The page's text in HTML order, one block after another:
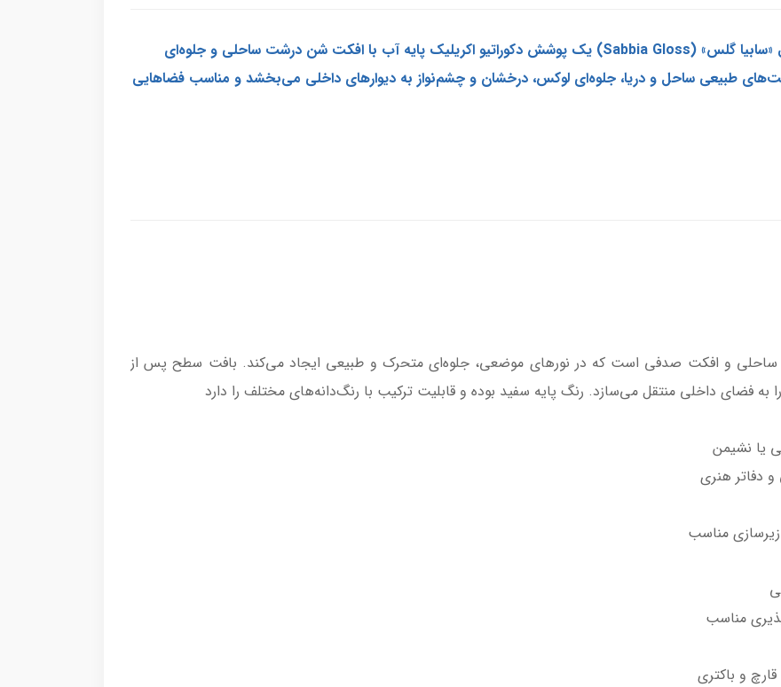
رنگ دکوراتیو صدفی شن درشت ساحلی سوپر براق «سابیا گلس» (Sabbia Gloss) یک پوشش دکوراتیو اکریلیک پایه آب با افکت شن درشت ساحلی و جلوه‌ای
طبیعی ساحل و دریا، جلوه‌ای لوکس، درخشان و چشم‌نواز به دیوارهای داخلی می‌بخشد و مناسب فضاهایی
ساحلی و افکت صدفی است که در نورهای موضعی، جلوه‌ای متحرک و طبیعی ایجاد می‌کند. بافت سطح پس از
فضای داخلی منتقل می‌سازد. رنگ پایه سفید بوده و قابلیت ترکیب با رنگ‌دانه‌های مختلف را دارد
یا نشیمن
دفاتر هنری
مناسب
مناسب
و باکتری